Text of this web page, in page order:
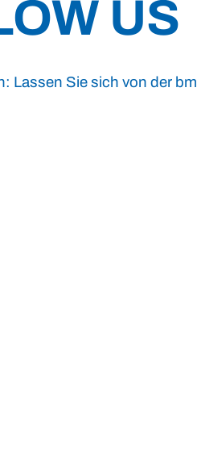
US
Lassen Sie sich von der